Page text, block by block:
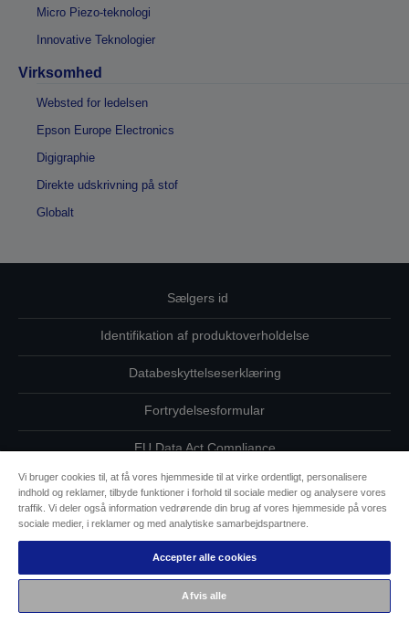
Micro Piezo-teknologi
Innovative Teknologier
Virksomhed
Websted for ledelsen
Epson Europe Electronics
Digigraphie
Direkte udskrivning på stof
Globalt
Sælgers id
Identifikation af produktoverholdelse
Databeskyttelseserklæring
Fortrydelsesformular
EU Data Act Compliance
Kontakt os vedrørende dine data
Oplysninger om cookies
Epsons forpligtelse til tilgængelighed
Copyright © 2026 Seiko Epson
Vi bruger cookies til, at få vores hjemmeside til at virke ordentligt, personalisere
indhold og reklamer, tilbyde funktioner i forhold til sociale medier og analysere vores
traffik. Vi deler også information vedrørende din brug af vores hjemmeside på vores
sociale medier, i reklamer og med analytiske samarbejdspartnere.
Accepter alle cookies
Afvis alle